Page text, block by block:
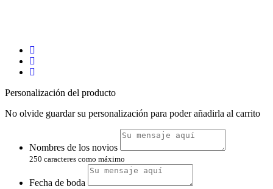
Personalización del producto
No olvide guardar su personalización para poder añadirla al carrito
Nombres de los novios
250 caracteres como máximo
Fecha de boda